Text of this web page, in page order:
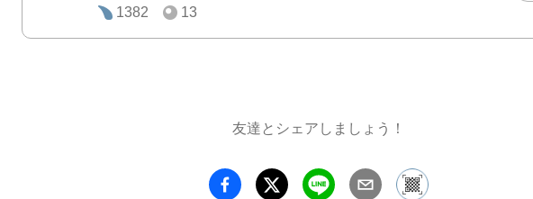
生活を共にする私た
人の営み・共存」をテ
いたします。
1382
13
友達とシェアしましょう！